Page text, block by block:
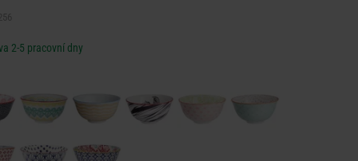
2-5 pracovní dny